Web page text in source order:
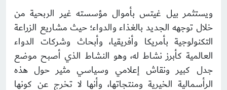
ويستثمر بيل غيتس بأموال مؤسسته غير الربحية من
خلال توجهه الجديد بالغذاء والدواء؛ حيث مشاريع الزراعة
التكنولوجية بأمريكا وأفريقيا، وأبحاث وشركات الدواء
العالمية كأبرز نشاط له، وهو النشاط الذي أصبح موضع
جدل كبير ونقاش إعلامي وسياسي مثير حول هذه
الرأسمالية الخيرية ومنتجاتها، وأنها لا تخرج عن كونها